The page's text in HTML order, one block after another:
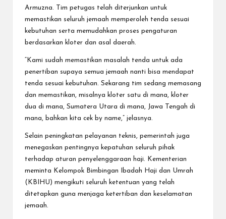
Armuzna. Tim petugas telah diterjunkan untuk
memastikan seluruh jemaah memperoleh tenda sesuai
kebutuhan serta memudahkan proses pengaturan
berdasarkan kloter dan asal daerah.
“Kami sudah memastikan masalah tenda untuk ada
penertiban supaya semua jemaah nanti bisa mendapat
tenda sesuai kebutuhan. Sekarang tim sedang memasang
dan memastikan, misalnya kloter satu di mana, kloter
dua di mana, Sumatera Utara di mana, Jawa Tengah di
mana, bahkan kita cek by name,” jelasnya.
Selain peningkatan pelayanan teknis, pemerintah juga
menegaskan pentingnya kepatuhan seluruh pihak
terhadap aturan penyelenggaraan haji. Kementerian
meminta Kelompok Bimbingan Ibadah Haji dan Umrah
(KBIHU) mengikuti seluruh ketentuan yang telah
ditetapkan guna menjaga ketertiban dan keselamatan
jemaah.